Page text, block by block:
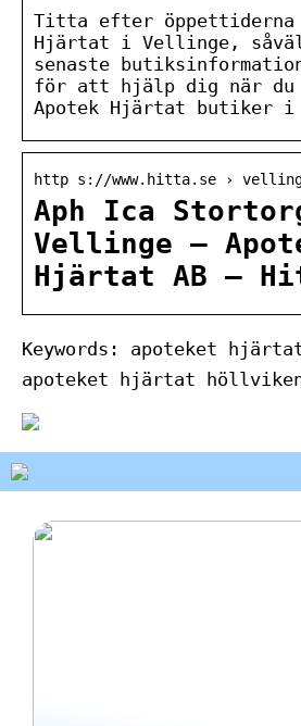
Titta efter öppettiderna
Hjärtat i Vellinge, såväl
senaste
för att hjälp dig när
Apotek Hjärtat butiker i
http s://www.hitta.se ›
Aph Ica
Vellinge –
Hjärtat AB –
Keywords: apoteket
apoteket hjärtat